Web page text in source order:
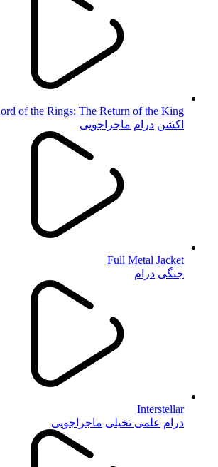
of the Rings: The Return of the King
اکشن درام ماجراجویی
Full Metal Jacket
جنگی درام
Interstellar
درام علمی تخیلی ماجراجویی